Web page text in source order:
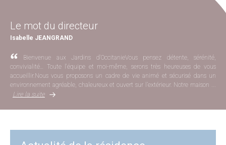
Le mot du directeur
Isabelle JEANGRAND
Bienvenue aux Jardins d'OccitanieVous pensez détente, sérénité,
convivialité… Toute l'équipe et moi-même, serons très heureuses de vous
accueillir.Nous vous proposons un cadre de vie animé et sécurisé dans un
environnement agréable, chaleureux et ouvert sur l’extérieur. Notre maison ...
Lire la suite